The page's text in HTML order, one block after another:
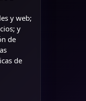
y web;
y
de
de